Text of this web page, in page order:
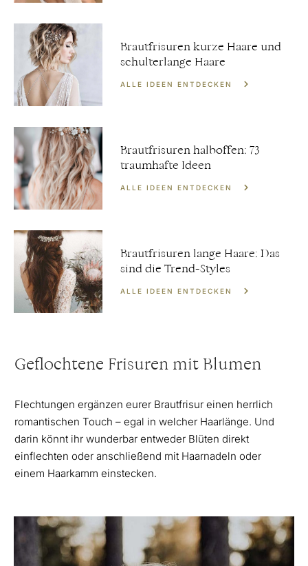
Brautfrisuren kurze Haare und
schulterlange Haare
ALLE IDEEN ENTDECKEN
Brautfrisuren halboffen: 73
traumhafte Ideen
ALLE IDEEN ENTDECKEN
Brautfrisuren lange Haare: Das
sind die Trend-Styles
ALLE IDEEN ENTDECKEN
Geflochtene Frisuren mit Blumen
Flechtungen ergänzen eurer Brautfrisur einen herrlich
romantischen Touch – egal in welcher Haarlänge. Und
darin könnt ihr wunderbar entweder Blüten direkt
einflechten oder anschließend mit Haarnadeln oder
einem Haarkamm einstecken.